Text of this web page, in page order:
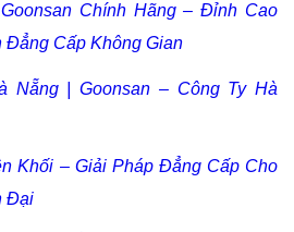
Chính Hãng – Đỉnh Cao
Đẳng Cấp Không Gian
Nẵng | Goonsan – Công Ty Hà
Khối – Giải Pháp Đẳng Cấp Cho
Đại